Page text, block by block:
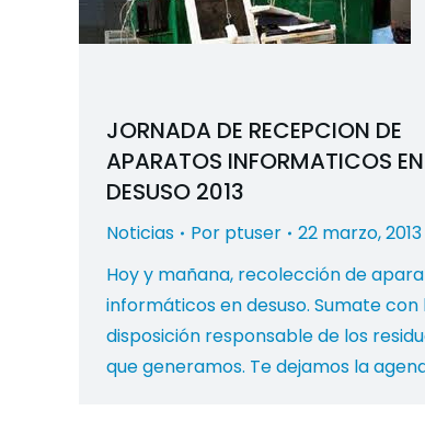
JORNADA DE RECEPCION DE
APARATOS INFORMATICOS EN
DESUSO 2013
Noticias Por ptuser
22 marzo, 2013
Hoy y mañana, recolección de
informáticos en desuso. Sumate con
disposición responsable de los
que generamos. Te dejamos la